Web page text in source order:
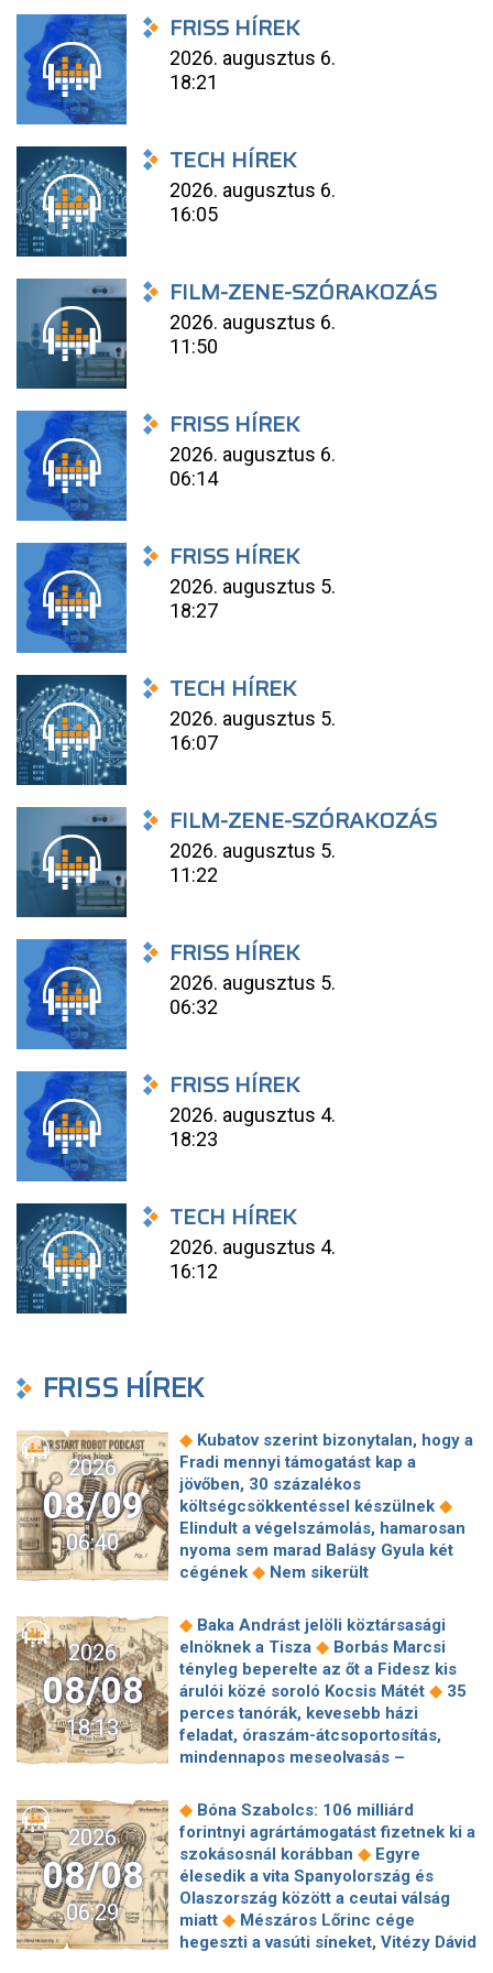
FRISS HÍREK
2026. augusztus 6.
18:21
TECH HÍREK
2026. augusztus 6.
16:05
FILM-ZENE-SZÓRAKOZÁS
2026. augusztus 6.
11:50
FRISS HÍREK
2026. augusztus 6.
06:14
FRISS HÍREK
2026. augusztus 5.
18:27
TECH HÍREK
2026. augusztus 5.
16:07
FILM-ZENE-SZÓRAKOZÁS
2026. augusztus 5.
11:22
FRISS HÍREK
2026. augusztus 5.
06:32
FRISS HÍREK
2026. augusztus 4.
18:23
TECH HÍREK
2026. augusztus 4.
16:12
FRISS HÍREK
2026
08/09
06:40
◆ Kubatov szerint bizonytalan, hogy a
Fradi mennyi támogatást kap a
jövőben, 30 százalékos
költségcsökkentéssel készülnek ◆
Elindult a végelszámolás, hamarosan
nyoma sem marad Balásy Gyula két
cégének ◆ Nem sikerült
tojással dobálták meg a
miniszterelnököt – Koszovóban ◆
Szépségipar és orvosi turizmus:
milyen erős Budapest a plasztikai
sebészet térképén? ◆ 72 óra
Montenegróban ◆35 perces tanórák
lehetnek az alsó tagozatos diákoknak,
komoly változások jöhetnek az
András kirúgásával kezdődött, most a
köztársasági elnökké választásával ér
véget◆Farkas Fanni, a Tv2 Híradó új
arca a legvagányabb híradós: imád
veszélyesen élni◆Eldől a
planetárium jövője – posztolt a
miniszter◆Hogy is volt, amikor Baka
2026
08/08
18:13
◆ Baka Andrást jelöli köztársasági
elnöknek a Tisza ◆ Borbás Marcsi
tényleg beperelte az őt a Fidesz kis
árulói közé soroló Kocsis Mátét ◆ 35
perces tanórák, kevesebb házi
feladat, óraszám-átcsoportosítás,
mindennapos meseolvasás –
tagozatos javaslatcsomagja
Lemond és az egyetemről is távozik
az Ádám Zoltánt kirúgó corvinusos
rektorhelyettes◆
Katasztrófavédelem: Ez már nekünk is
sok! És sajnos nem látjuk a végét ◆
Nem fizeti vissza a vételárat a zuglói
kormányzati negyed
2026
08/08
06:29
◆ Bóna Szabolcs: 106 milliárd
forintnyi agrártámogatást fizetnek ki a
szokásosnál korábban ◆ Egyre
élesedik a vita Spanyolország és
Olaszország között a ceutai válság
miatt ◆ Mészáros Lőrinc cége
hegeszti a vasúti síneket, Vitézy Dávid